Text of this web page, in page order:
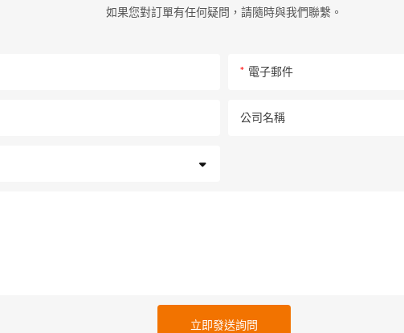
如果您對訂單有任何疑問，請隨時與我們聯繫。
電子郵件
公司名稱
立即發送詢問